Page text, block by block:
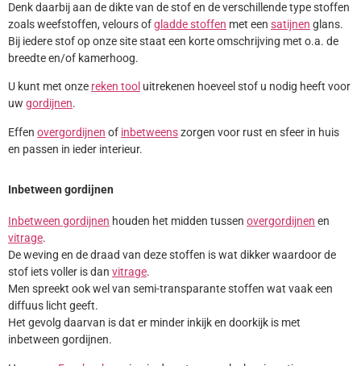
Denk daarbij aan de dikte van de stof en de verschillende type stoffen
zoals weefstoffen, velours ofgladde stoffen met een satijnen glans.
Bij iedere stof op onze site staat een korte omschrijving met o.a. de
breedte en/of kamerhoog.
U kunt met onze reken tool uitrekenen hoeveel stof u nodig heeft voor
uw gordijnen.
Effen overgordijnen of inbetweenszorgen voor rust en sfeer in huis
en passen in ieder interieur.
Inbetween gordijnen
Inbetween gordijnen houden het midden tussen overgordijnen en
vitrage.
De weving en de draad van deze stoffen is wat dikker waardoor de
stof iets voller is dan vitrage.
Men spreekt ook wel van semi-transparante stoffen wat vaak een
diffuus licht geeft.
Het gevolg daarvan is dat er minder inkijk en doorkijk is met
inbetween gordijnen.